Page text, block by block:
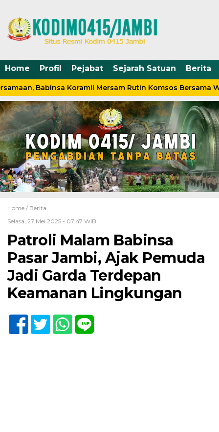
Home Profil Pejabat Sejarah Satuan Berita
Babinsa Koramil Mersam Rutin Komsos Bersama
Home / Berita
Selasa, 27 Mei 2025 - 07:47 WIB
Patroli Malam Babinsa
Pasar Jambi, Ajak Pemuda
Jadi Garda Terdepan
Keamanan Lingkungan